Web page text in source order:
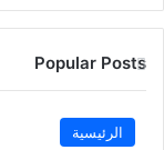
Popular Posts
الرئيسية